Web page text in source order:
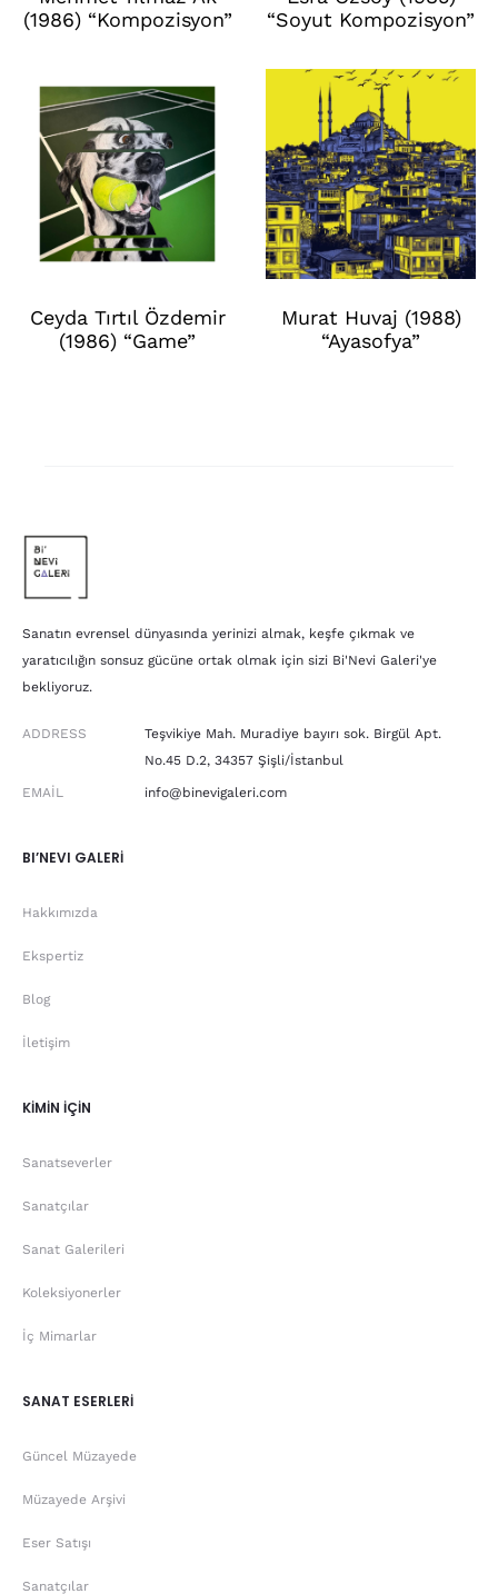
(1986) “Kompozisyon”
“Soyut Kompozisyon”
Ceyda Tırtıl Özdemir
(1986) “Game”
Murat Huvaj (1988)
“Ayasofya”
Sanatın evrensel dünyasında yerinizi almak, keşfe çıkmak ve
yaratıcılığın sonsuz gücüne ortak olmak için sizi Bi'Nevi Galeri'ye
bekliyoruz.
ADDRESS
Teşvikiye Mah. Muradiye bayırı sok. Birgül Apt.
No.45 D.2, 34357 Şişli/İstanbul
EMAIL info@binevigaleri.com
BI’NEVI GALERİ
Hakkımızda
Ekspertiz
Blog
İletişim
KİMİN İÇİN
Sanatseverler
Sanatçılar
Sanat Galerileri
Koleksiyonerler
İç Mimarlar
SANAT ESERLERİ
Güncel Müzayede
Müzayede Arşivi
Eser Satışı
Sanatçılar